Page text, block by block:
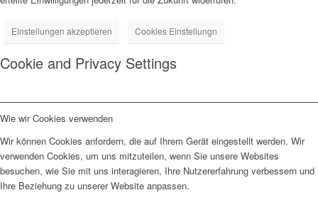
Einstellungen akzeptieren Cookies Einstellungn
Cookie and Privacy Settings
Wie wir Cookies verwenden
Wir können Cookies anfordern, die auf Ihrem Gerät eingestellt werden. Wir
verwenden Cookies, um uns mitzuteilen, wenn Sie unsere Websites
besuchen, wie Sie mit uns interagieren, Ihre Nutzererfahrung verbessern und
Ihre Beziehung zu unserer Website anpassen.